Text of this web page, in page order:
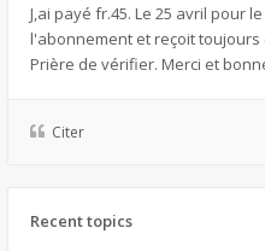
J,ai payé fr.45. Le 25 avril pour
l'abonnement et reçoit
Prière de vérifier. Merci et
Citer
Recent topics